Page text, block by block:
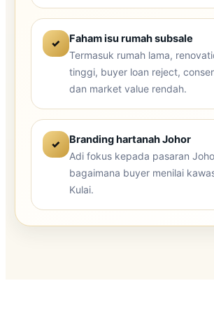
✓ Faham isu rumah subsale
Termasuk rumah lama,
tinggi, buyer loan reject,
dan market value rendah.
✓ Branding hartanah Johor
Adi fokus kepada pasaran
bagaimana buyer menilai
Kulai.